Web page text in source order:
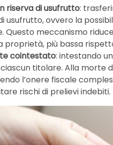
riserva di usufrutto:
usufrutto, ovvero la
Questo meccanismo
proprietà, più bassa
cointestato: intestando
titolare. Alla morte
l’onere fiscale
rischi di prelievi indebiti.